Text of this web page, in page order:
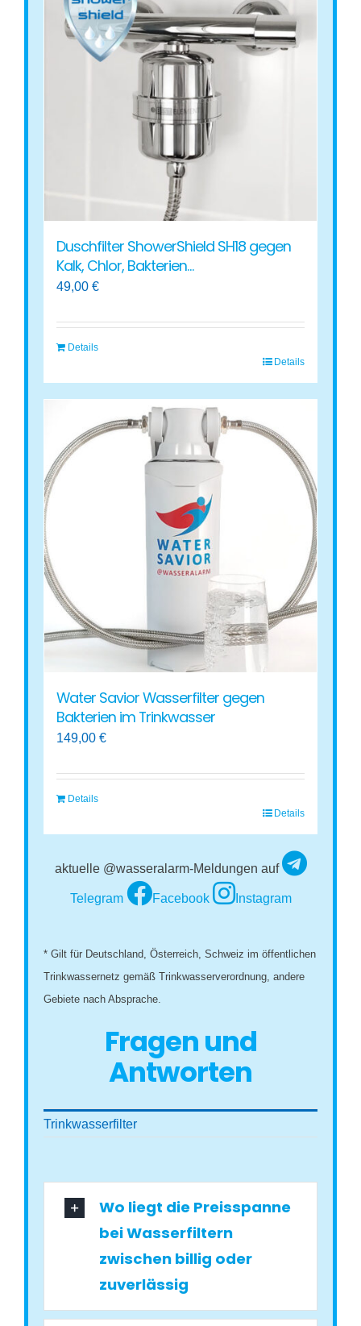
Varianten
auf.
Duschfilter ShowerShield SH18 gegen
Kalk, Chlor, Bakterien…
49,00€
Details
Details
Water Savior Wasserfilter gegen
Bakterien im Trinkwasser
149,00€
Details
Details
aktuelle @wasseralarm-Meldungen auf
Telegram Facebook Instagram
* Gilt für Deutschland, Österreich, Schweiz im öffentlichen
Trinkwassernetz gemäß Trinkwasserverordnung, andere
Gebiete nach Absprache.
Fragen und
Antworten
Trinkwasserfilter
Wo liegt die Preisspanne
bei Wasserfiltern
zwischen billig oder
zuverlässig